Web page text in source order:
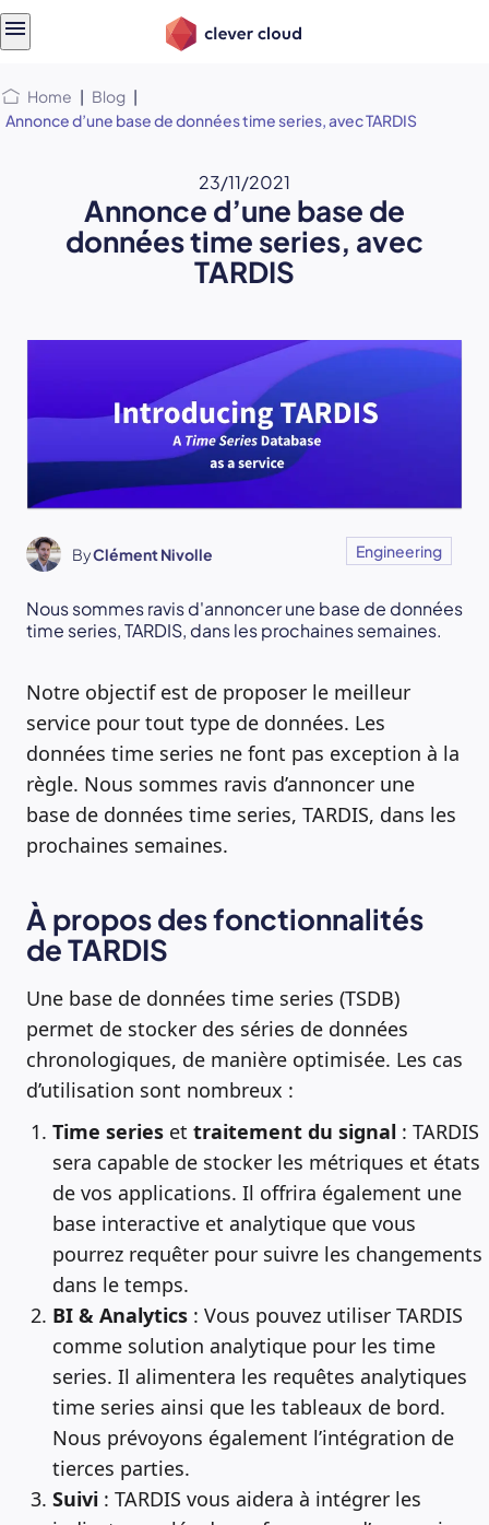
Home | Blog |
Annonce d’une base de données time series, avec TARDIS
23/11/2021
Annonce d’une base de
données time series, avec
TARDIS
ByClément Nivolle Engineering
Nous sommes ravis d'annoncer une base de données
time series, TARDIS, dans les prochaines semaines.
Notre objectif est de proposer le meilleur
service pour tout type de données. Les
données time series ne font pas exception à la
règle. Nous sommes ravis d’annoncer une
base de données time series, TARDIS, dans les
prochaines semaines.
À propos des fonctionnalités
de TARDIS
Une base de données time series (TSDB)
permet de stocker des séries de données
chronologiques, de manière optimisée. Les cas
d’utilisation sont nombreux :
Time series et traitement du signal : TARDIS
sera capable de stocker les métriques et états
de vos applications. Il offrira également une
base interactive et analytique que vous
pourrez requêter pour suivre les changements
dans le temps.
BI & Analytics : Vous pouvez utiliser TARDIS
comme solution analytique pour les time
series. Il alimentera les requêtes analytiques
time series ainsi que les tableaux de bord.
Nous prévoyons également l’intégration de
tierces parties.
Suivi : TARDIS vous aidera à intégrer les